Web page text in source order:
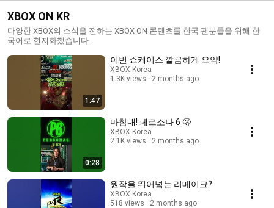
XBOX ON KR
다양한 XBOX의 소식을 전하는 XBOX ON 콘텐츠를 한국 팬분들을 위해 한
국어로 현지화했습니다.
1:47
이번 쇼케이스 깔끔하게 요약!
XBOX Korea
1.3K views
2 months ago
0:28
마참내! 페르소나 6 🫢
XBOX Korea
2.1K views
2 months ago
원작을 뛰어넘는 리메이크?
XBOX Korea
518 views
2 months ago